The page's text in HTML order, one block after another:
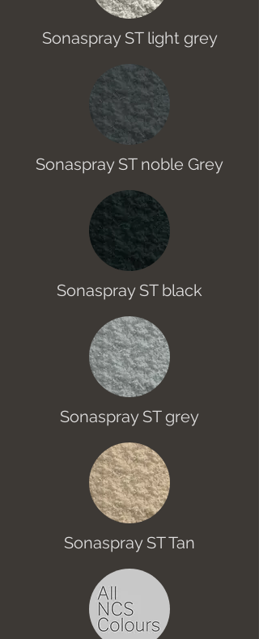
Sonaspray ST light grey
Sonaspray ST noble Grey
Sonaspray ST black
Sonaspray ST grey
Sonaspray ST Tan